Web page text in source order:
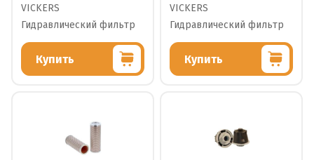
VICKERS
Гидравлический фильтр
Купить
VICKERS
Гидравлический фильтр
Купить